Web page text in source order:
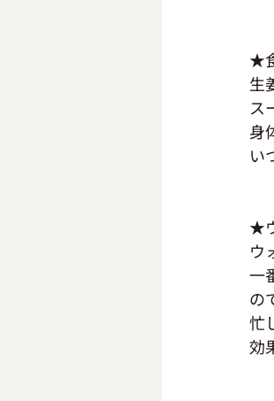
★
生
ス
身
い
★
ウ
一
の
忙
効